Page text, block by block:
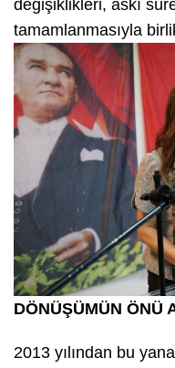
değişiklikleri, askı
tamamlanmasıyla
DÖNÜŞÜMÜN ÖNÜ
2013 yılından bu